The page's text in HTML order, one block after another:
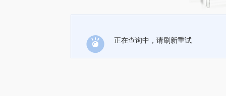
正在查询中，请刷新重试